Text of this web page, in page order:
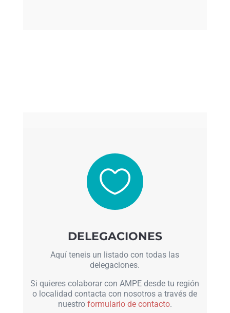

DELEGACIONES
Aquí teneis un listado con todas las
delegaciones.
Si quieres colaborar con AMPE desde tu región
o localidad contacta con nosotros a través de
nuestro formulario de contacto.